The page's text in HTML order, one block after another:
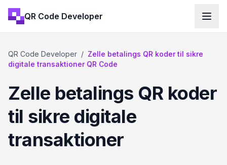
QR Code Developer
QR Code Developer / Zelle betalings QR koder til sikre
digitale transaktioner QR Code
Zelle betalings QR koder
til sikre digitale
transaktioner